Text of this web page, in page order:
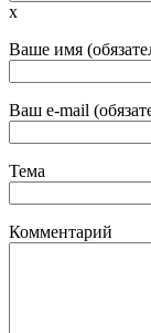
x
Ваше имя
Ваш e-mail
Тема
Комментарий